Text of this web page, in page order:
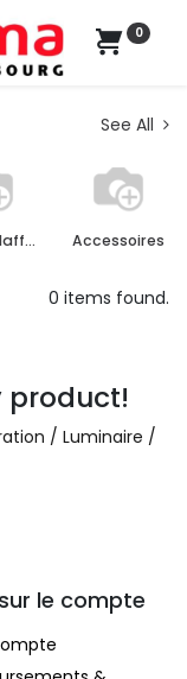
0
See All
Lustre, plaffonier, applique murale Accessoires
0 items found.
product!
/ Luminaire /
le compte